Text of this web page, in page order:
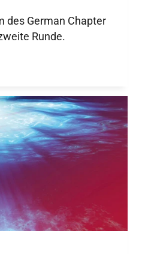
des German Chapter
Runde.